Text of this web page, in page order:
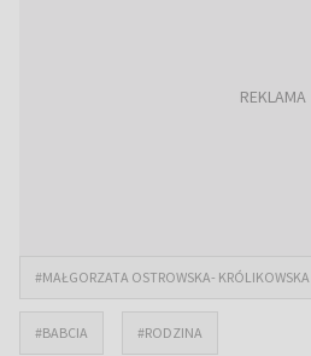
#MAŁGORZATA OSTROWSKA- KRÓLIKOWSKA
#BABCIA #RODZINA